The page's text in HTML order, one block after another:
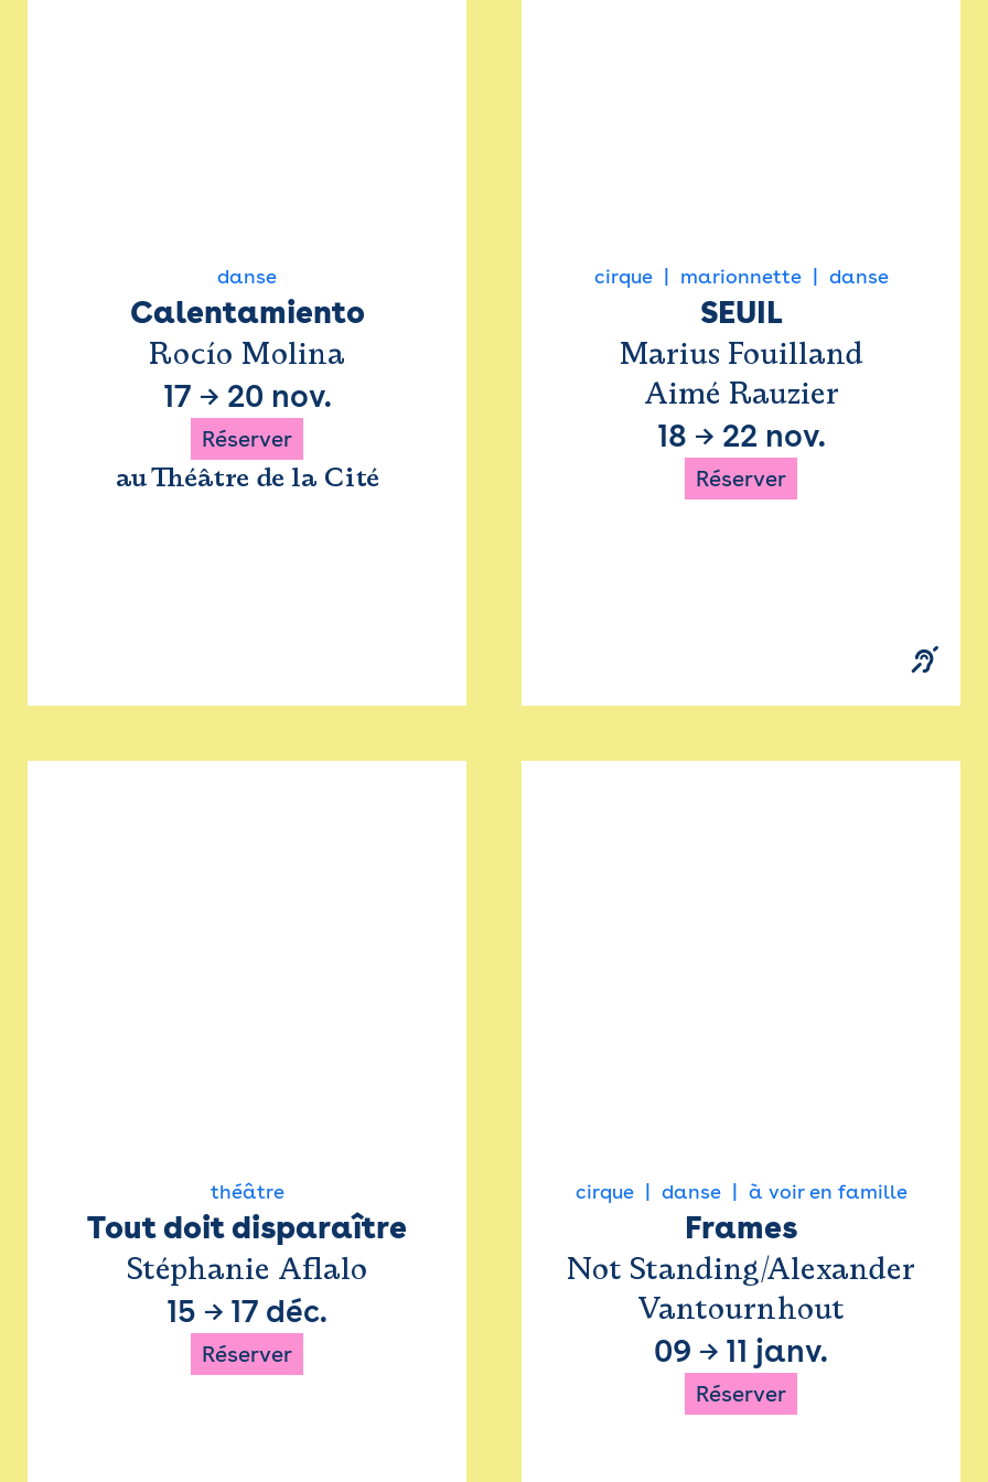
danse
Calentamiento
Rocío Molina
17 → 20 nov.
Réserver
au Théâtre de la Cité
cirque marionnette danse
SEUIL
Marius Fouilland
Aimé Rauzier
18 → 22 nov.
Réserver
théâtre
Tout doit disparaître
Stéphanie Aflalo
15 → 17 déc.
Réserver
cirque danse à voir en famille
Frames
Not Standing/Alexander
Vantournhout
09 → 11 janv.
Réserver